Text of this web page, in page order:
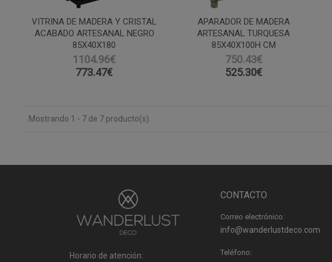
VITRINA DE MADERA Y CRISTAL
ACABADO ARTESANAL NEGRO
85X40X180
1104.96€
773.47€
APARADOR DE MADERA
ARTESANAL TURQUESA
85X40X100H CM
750.43€
525.30€
Mostrando 1 - 7 de 7 producto(s).
Horario de atención:
CONTACTO
Correo electrónico:
info@wanderlustdeco.com
Teléfono: